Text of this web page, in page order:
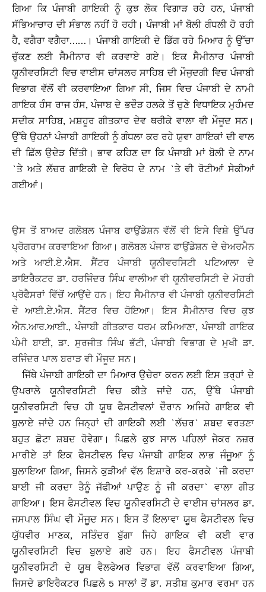
ਗਿਆ ਕਿ ਪੰਜਾਬੀ ਗਾਇਕੀ ਨੂੰ ਕੁਝ ਲੋਕ ਵਿਗਾੜ ਰਹੇ ਹਨ, ਪੰਜਾਬੀ
ਸੱਭਿਆਚਾਰ ਦੀ ਸੰਭਾਲ ਨਹੀਂ ਹੋ ਰਹੀ। ਪੰਜਾਬੀ ਮਾਂ ਬੋਲੀ ਗੰਧਲੀ ਹੋ ਰਹੀ
ਹੈ, ਵਗੈਰਾ ਵਗੈਰਾ……।ਪੰਜਾਬੀ ਗਾਇਕੀ ਦੇ ਡਿੱਗ ਰਹੇ ਮਿਆਰ ਨੂੰ ਉੱਚਾ
ਚੁੱਕਣ ਲਈ ਸੈਮੀਨਾਰ ਵੀ ਕਰਵਾਏ ਗਏ। ਇਕ ਸੈਮੀਨਾਰ ਪੰਜਾਬੀ
ਯੂਨੀਵਰਸਿਟੀ ਵਿਚ ਵਾਈਸ ਚਾਂਸਲਰ ਸਾਹਿਬ ਦੀ ਮੌਜੁਦਗੀ ਵਿਚ ਪੰਜਾਬੀ
ਵਿਭਾਗ ਵੱਲੋਂ ਵੀ ਕਰਵਾਇਆ ਗਿਆ ਸੀ, ਜਿਸ ਵਿਚ ਪੰਜਾਬੀ ਦੇ ਨਾਮੀ
ਗਾਇਕ ਹੰਸ ਰਾਜ ਹੰਸ, ਪੰਜਾਬ ਦੇ ਭਦੌੜ ਹਲਕੇ ਤੋਂ ਚੁਣੇ ਵਿਧਾਇਕ ਮੁਹੰਮਦ
ਸਦੀਕ ਸਾਹਿਬ, ਮਸ਼ਹੂਰ ਗੀਤਕਾਰ ਦੇਵ ਥਰੀਕੇ ਵਾਲਾ ਵੀ ਮੌਜੂਦ ਸਨ।
ਉੱਥੇ ਉਹਨਾਂ ਪੰਜਾਬੀ ਗਾਇਕੀ ਨੂੰ ਗੰਧਲਾ ਕਰ ਰਹੇ ਯੁਵਾ ਗਾਇਕਾਂ ਦੀ ਵਾਲ
ਦੀ ਛਿੱਲ ਉਦੇੜ ਦਿੱਤੀ। ਭਾਵ ਕਹਿਣ ਦਾ ਕਿ ਪੰਜਾਬੀ ਮਾਂ ਬੋਲੀ ਦੇ ਨਾਮ
`ਤੇ ਅਤੇ ਲੱਚਰ ਗਾਇਕੀ ਦੇ ਵਿਰੋਧ ਦੇ ਨਾਮ `ਤੇ ਵੀ ਰੋਟੀਆਂ ਸੇਕੀਆਂ
ਗਈਆਂ।
ਉਸ ਤੋਂ ਬਾਅਦ ਗਲੋਬਲ ਪੰਜਾਬ ਫਾਉਂਡੇਸ਼ਨ ਵੱਲੋਂ ਵੀ ਇਸੇ ਵਿਸ਼ੇ ਉੱਪਰ
ਪ੍ਰੋਗਰਾਮ ਕਰਵਾਇਆ ਗਿਆ। ਗਲੋਬਲ ਪੰਜਾਬ ਫਾਉਂਡੇਸ਼ਨ ਦੇ ਚੇਅਰਮੈਨ
ਅਤੇ ਆਈ.ਏ.ਐਸ. ਸੈਂਟਰ ਪੰਜਾਬੀ ਯੂਨੀਵਰਸਿਟੀ ਪਟਿਆਲਾ ਦੇ
ਡਾਇਰੈਕਟਰ ਡਾ. ਹਰਜਿੰਦਰ ਸਿੰਘ ਵਾਲੀਆ ਵੀ ਯੂਨੀਵਰਸਿਟੀ ਦੇ ਮੋਹਰੀ
ਪ੍ਰੋਫੈਸਰਾਂ ਵਿੱਚੋਂ ਆਉਂਦੇ ਹਨ। ਇਹ ਸੈਮੀਨਾਰ ਵੀ ਪੰਜਾਬੀ ਯੁਨੀਵਰਸਿਟੀ
ਦੇ ਆਈ.ਏ.ਐਸ. ਸੈਂਟਰ ਵਿਚ ਹੋਇਆ। ਇਸ ਸੈਮੀਨਾਰ ਵਿਚ ਕੁਝ
ਐਨ.ਆਰ.ਆਈ., ਪੰਜਾਬੀ ਗੀਤਕਾਰ ਧਰਮ ਕਮਿਆਣਾ, ਪੰਜਾਬੀ ਗਾਇਕ
ਪੰਮੀ ਬਾਈ, ਡਾ. ਸੁਰਜੀਤ ਸਿੰਘ ਭੱਟੀ, ਪੰਜਾਬੀ ਵਿਭਾਗ ਦੇ ਮੁਖੀ ਡਾ.
ਰਜਿੰਦਰ ਪਾਲ ਬਰਾੜ ਵੀ ਮੌਜੂਦ ਸਨ।
ਜਿੱਥੇ ਪੰਜਾਬੀ ਗਾਇਕੀ ਦਾ ਮਿਆਰ ਉਚੇਰਾ ਕਰਨ ਲਈ ਇਸ ਤਰ੍ਹਾਂ ਦੇ
ਉਪਰਾਲੇ ਯੂਨੀਵਰਸਿਟੀ ਵਿਚ ਕੀਤੇ ਜਾਂਦੇ ਹਨ, ਉੱਥੇ ਪੰਜਾਬੀ
ਯੂਨੀਵਰਸਿਟੀ ਵਿਚ ਹੀ ਯੂਥ ਫੈਸਟੀਵਲਾਂ ਦੌਰਾਨ ਅਜਿਹੇ ਗਾਇਕ ਵੀ
ਬੁਲਾਏ ਜਾਂਦੇ ਹਨ ਜਿਨ੍ਹਾਂ ਦੀ ਗਾਇਕੀ ਲਈ `ਲੱਚਰ` ਸ਼ਬਦ ਵਰਤਣਾ
ਬਹੁਤ ਛੋਟਾ ਸ਼ਬਦ ਹੋਵੇਗਾ। ਪਿਛਲੇ ਕੁਝ ਸਾਲ ਪਹਿਲਾਂ ਜੇਕਰ ਨਜ਼ਰ
ਮਾਰੀਏ ਤਾਂ ਇਕ ਫੈਸਟੀਵਲ ਵਿਚ ਪੰਜਾਬੀ ਗਾਇਕ ਲਾਭ ਜੰਜੂਆ ਨੂੰ
ਬੁਲਾਇਆ ਗਿਆ, ਜਿਸਨੇ ਕੁੜੀਆਂ ਵੱਲ ਇਸ਼ਾਰੇ ਕਰ-ਕਰਕੇ `ਜੀ ਕਰਦਾ
ਬਾਈ ਜੀ ਕਰਦਾ ਤੈਨੂੰ ਜੱਫੀਆਂ ਪਾਉਣ ਨੂੰ ਜੀ ਕਰਦਾ` ਵਾਲਾ ਗੀਤ
ਗਾਇਆ। ਇਸ ਫੈਸਟੀਵਲ ਵਿਚ ਯੂਨੀਵਰਸਿਟੀ ਦੇ ਵਾਈਸ ਚਾਂਸਲਰ ਡਾ.
ਜਸਪਾਲ ਸਿੰਘ ਵੀ ਮੌਜੂਦ ਸਨ। ਇਸ ਤੋਂ ਇਲਾਵਾ ਯੂਥ ਫੈਸਟੀਵਲ ਵਿਚ
ਯੁੱਧਵੀਰ ਮਾਣਕ, ਸਤਿੰਦਰ ਬੁੱਗਾ ਜਿਹੇ ਗਾਇਕ ਵੀ ਕਈ ਵਾਰ
ਯੂਨੀਵਰਸਿਟੀ ਵਿਚ ਬੁਲਾਏ ਗਏ ਹਨ। ਇਹ ਫੈਸਟੀਵਲ ਪੰਜਾਬੀ
ਯੂਨੀਵਰਸਿਟੀ ਦੇ ਯੂਥ ਵੈਲਫੇਅਰ ਵਿਭਾਗ ਵੱਲੋਂ ਕਰਵਾਇਆ ਗਿਆ,
ਜਿਸਦੇ ਡਾਇਰੈਕਟਰ ਪਿਛਲੇ 5 ਸਾਲਾਂ ਤੋਂ ਡਾ. ਸਤੀਸ਼ ਕੁਮਾਰ ਵਰਮਾ ਹਨ